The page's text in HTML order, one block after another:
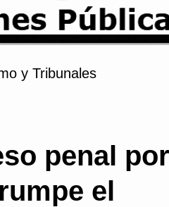
y Tribunales
Derechos
penal por
el